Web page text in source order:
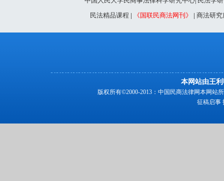
民法精品课程 | 《国联民商法网刊》 | 商法研究
本网站由王
版权所有©2000-2013：中国民商法律网本网站
征稿启事